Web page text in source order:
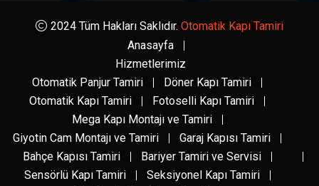
2024 Tüm Hakları Saklıdır. Otomatik Kapı Tamiri
Anasayfa
Hizmetlerimiz
Otomatik Panjur Tamiri
Döner Kapı Tamiri
Otomatik Kapı Tamiri
Fotoselli Kapı Tamiri
Mega Kapı Montajı ve Tamiri
Giyotin Cam Montajı ve Tamiri
Garaj Kapısı Tamiri
Bahçe Kapısı Tamiri
Bariyer Tamiri ve Servisi
Sensörlü Kapı Tamiri
Seksiyonel Kapı Tamiri